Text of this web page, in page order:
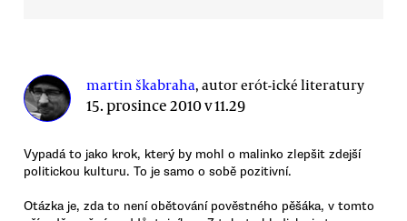
martin škabraha, autor erót-ické literatury
15. prosince 2010 v 11.29
Vypadá to jako krok, který by mohl o malinko zlepšit zdejší
politickou kulturu. To je samo o sobě pozitivní.
Otázka je, zda to není obětování pověstného pěšáka, v tomto